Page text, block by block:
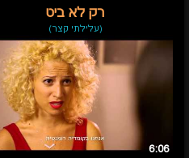
רק לא ביט
(עלילתי קצר)
6:06